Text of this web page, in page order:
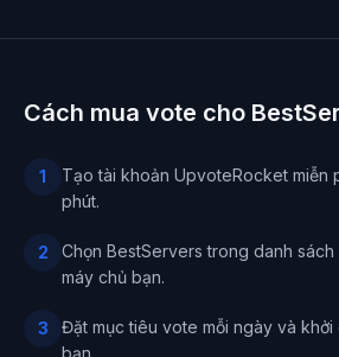
Cách mua vote cho
1
Tạo tài khoản UpvoteRocket miễn
phút.
2
Chọn BestServers trong danh
máy chủ bạn.
3
Đặt mục tiêu vote mỗi ngày và
bạn.